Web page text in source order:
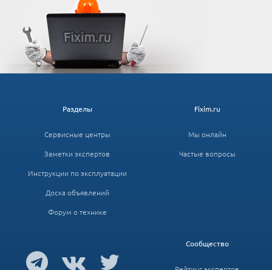
Fixim.ru
Мы онлайн
Частые вопросы
Разделы
Сервисные центры
Заметки экспертов
Инструкции по эксплуатации
Доска объявлений
Форум о технике
Сообщество